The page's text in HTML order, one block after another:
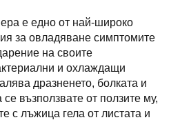
е едно от най-широко
за овладяване симптомите
на своите
и охлаждащи
дразненето, болката и
възползвате от ползите му,
с лъжица гела от листата и